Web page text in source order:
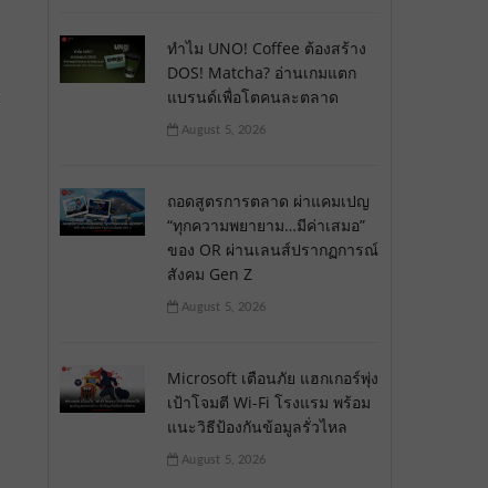
ทำไม UNO! Coffee ต้องสร้าง
DOS! Matcha? อ่านเกมแตก
แบรนด์เพื่อโตคนละตลาด
August 5, 2026
ถอดสูตรการตลาด ผ่าแคมเปญ
“ทุกความพยายาม…มีค่าเสมอ”
ของ OR ผ่านเลนส์ปรากฏการณ์
สังคม Gen Z
August 5, 2026
Microsoft เตือนภัย แฮกเกอร์พุ่ง
เป้าโจมตี Wi-Fi โรงแรม พร้อม
แนะวิธีป้องกันข้อมูลรั่วไหล
August 5, 2026